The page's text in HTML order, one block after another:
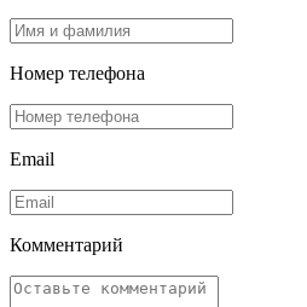
Номер телефона
Email
Комментарий